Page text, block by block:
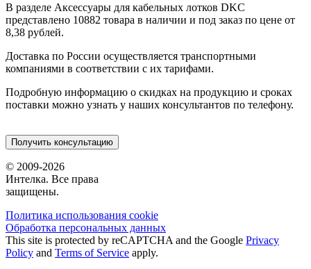
В разделе Аксессуары для кабельных лотков DKC
представлено 10882 товара в наличии и под заказ по цене от
8,38 рублей.
Доставка по России осуществляется транспортными
компаниями в соответствии с их тарифами.
Подробную информацию о скидках на продукцию и сроках
поставки можно узнать у наших консультантов по телефону.
Получить консультацию
© 2009-2026
Интелка. Все права
защищены.
Политика использования сookie
Обработка персональных данных
This site is protected by reCAPTCHA and the Google Privacy
Policy and Terms of Service apply.